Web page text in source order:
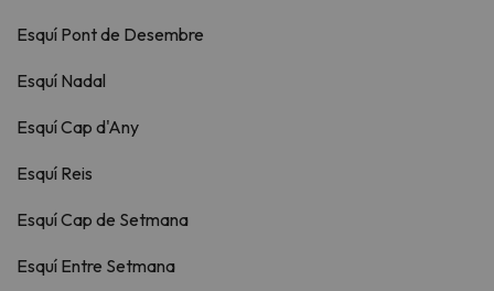
Esquí Pont de Desembre
Esquí Nadal
Esquí Cap d'Any
Esquí Reis
Esquí Cap de Setmana
Esquí Entre Setmana